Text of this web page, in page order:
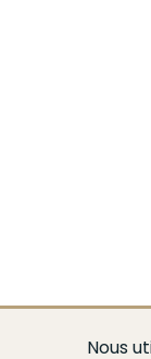
Nous